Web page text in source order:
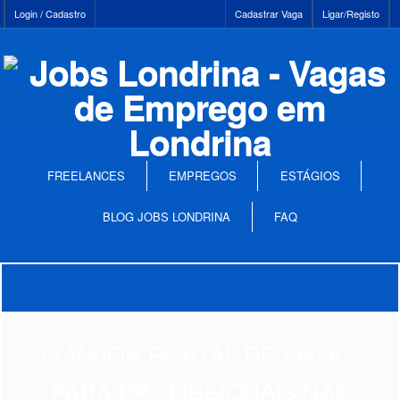
Login / Cadastro Ligar/Registo
Cadastrar Vaga
FREELANCES EMPREGOS ESTÁGIOS
BLOG JOBS LONDRINA FAQ